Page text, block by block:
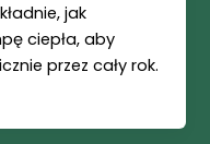
jak
ciepła, aby
przez cały rok.